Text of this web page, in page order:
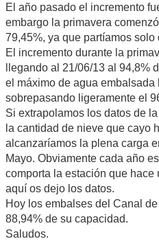
El año pasado el incremento
embargo la primavera
79,45%, ya que partíamos solo
El incremento durante la
llegando al 21/06/13 al 94,8%
el máximo de agua
sobrepasando ligeramente el
Si extrapolamos los datos de
la cantidad de nieve que cayo
alcanzaríamos la plena carga
Mayo. Obviamente cada año
comporta la estación que hace
aquí os dejo los datos.
Hoy los embalses del Canal
88,94% de su capacidad.
Saludos.